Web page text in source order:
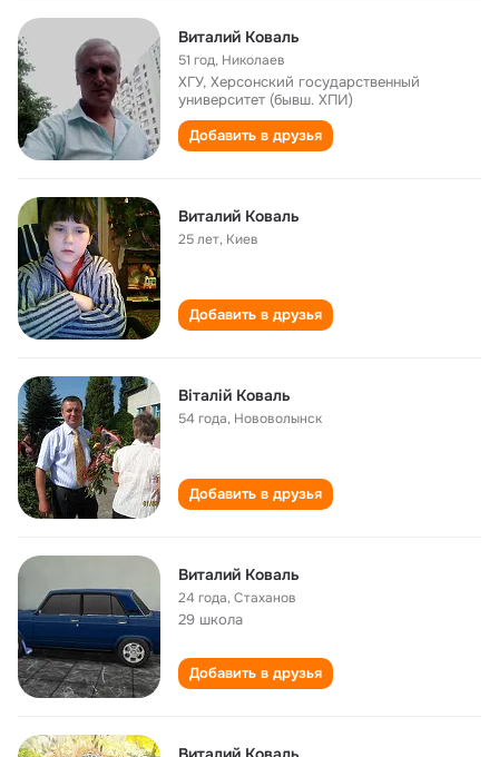
Виталий Коваль
51 год, Николаев
ХГУ, Херсонский государственный
университет (бывш. ХПИ)
Добавить в друзья
Виталий Коваль
25 лет, Киев
Добавить в друзья
Віталій Коваль
54 года, Нововолынск
Добавить в друзья
Виталий Коваль
24 года,Стаханов
29 школа
Добавить в друзья